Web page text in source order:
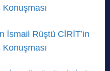
Konuşması
İsmail Rüştü CİRİT’in
Konuşması